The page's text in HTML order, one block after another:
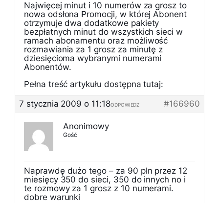
Najwięcej minut i 10 numerów za grosz to
nowa odsłona Promocji, w której Abonent
otrzymuje dwa dodatkowe pakiety
bezpłatnych minut do wszystkich sieci w
ramach abonamentu oraz możliwość
rozmawiania za 1 grosz za minutę z
dziesięcioma wybranymi numerami
Abonentów.
Pełna treść artykułu dostępna tutaj:
7 stycznia 2009 o 11:18
#166960
ODPOWIEDZ
Anonimowy
Gość
Naprawdę dużo tego – za 90 pln przez 12
miesięcy 350 do sieci, 350 do innych no i
te rozmowy za 1 grosz z 10 numerami.
dobre warunki